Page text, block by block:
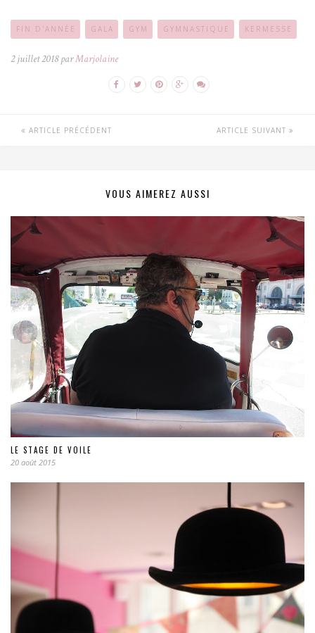
FIN D'ANNÉE GALA GYM GYMNASTIQUE KERMESSE
2 juillet 2018 parMarjolaine
ARTICLE PRÉCÉDENT ARTICLE SUIVANT
VOUS AIMEREZ AUSSI
LE STAGE DE VOILE
20 août 2015